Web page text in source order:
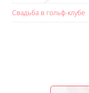
Свадьба в гольф-клубе